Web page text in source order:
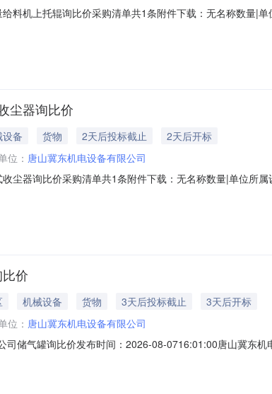
料机上托辊询比价采购清单共1条附件下载：无名称数量|
XJ-2026-5922采购单位：唐山冀东机电设备有限公司报名
尘器询比价
备 货物 2天后投标截止
2天后开标
位： 唐山冀东机电设备有限公司
尘器询比价采购清单共1条附件下载：无名称数量|单位所
采购单位：唐山冀东机电设备有限公司报名截止时间：
价
机械设备 货物 3天后投标截止
3天后开标
位： 唐山冀东机电设备有限公司
司储气罐询比价发布时间：2026-08-0716:01:00唐山冀东
2026-08-1115:00:00采购类别：备品备件┃供应商报价要求